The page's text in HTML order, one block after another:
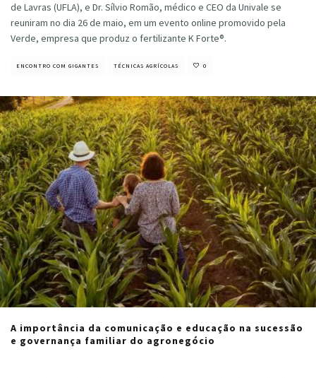
de Lavras (UFLA), e Dr. Sílvio Romão, médico e CEO da Univale se
reuniram no dia 26 de maio, em um evento online promovido pela
Verde, empresa que produz o fertilizante K Forte®.
ENCONTRO COM GIGANTES TÉCNICAS AGRÍCOLAS 0
A importância da comunicação e educação na sucessão
e governança familiar do agronegócio